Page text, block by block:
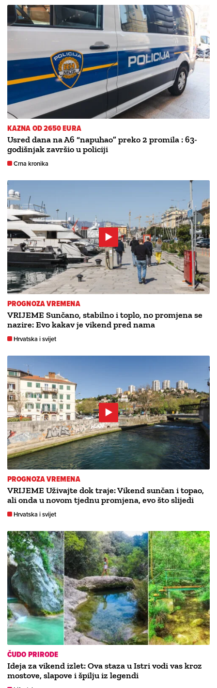
KAZNA OD 2650 EURA
Usred dana na A6 “napuhao” preko 2 promila : 63-
godišnjak završio u policiji
Crna kronika
PROGNOZA VREMENA
VRIJEME Sunčano, stabilno i toplo, no promjena se
nazire: Evo kakav je vikend pred nama
Hrvatska i svijet
PROGNOZA VREMENA
VRIJEME Uživajte dok traje: Vikend sunčan i topao,
ali onda u novom tjednu promjena, evo što slijedi
Hrvatska i svijet
ČUDO PRIRODE
Ideja za vikend izlet: Ova staza u Istri vodi vas kroz
mostove, slapove i špilju iz legendi